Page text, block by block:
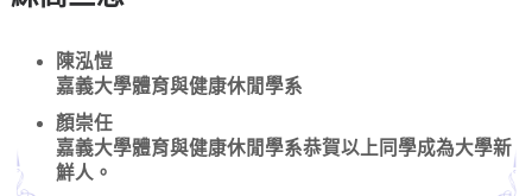
陳泓愷
嘉義大學體育與健康休閒學系
顏崇任
嘉義大學體育與健康休閒學系恭賀以上同學成為大學新
鮮人。